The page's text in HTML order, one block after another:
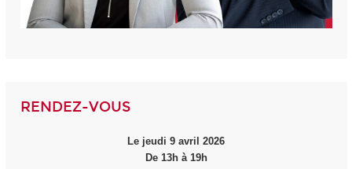
RENDEZ-VOUS
Le jeudi 9 avril 2026
De 13h à 19h